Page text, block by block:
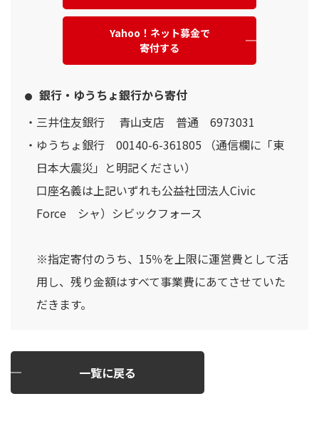
Yahoo！ネット募金で
寄付する
銀行・ゆうちょ銀行から寄付
三井住友銀行 青山支店 普通 6973031
ゆうちょ銀行 00140-6-361805 （通信欄に「東
日本大震災」と明記ください）
口座名義は上記いずれも公益社団法人Civic
Force シャ）シビックフォース
※指定寄付のうち、15％を上限に運営費として活
用し、残り金額はすべて事業費にあてさせていた
だきます。
一覧に戻る